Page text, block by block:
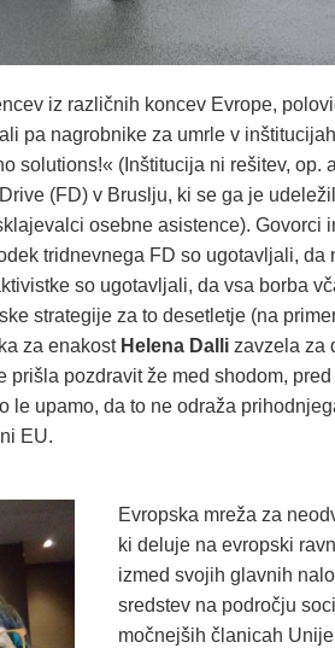
iz različnih koncev Evrope,
pa nagrobnike za umrle v
solutions!« (Inštitucija ni rešitev, op.
(FD) v Bruslju, ki se ga je
osebne asistence). Govorci
tridnevnega FD so ugotavljali,
so ugotavljali, da vsa borba
strategije za to desetletje (na
za enakost Helena Dallizavzela za
pozdravit že med shodom,
le upamo, da to ne odraža
EU.
Evropska mreža za
ki deluje na evropski
izmed svojih glavnih
sredstev na področju
močnejših članicah